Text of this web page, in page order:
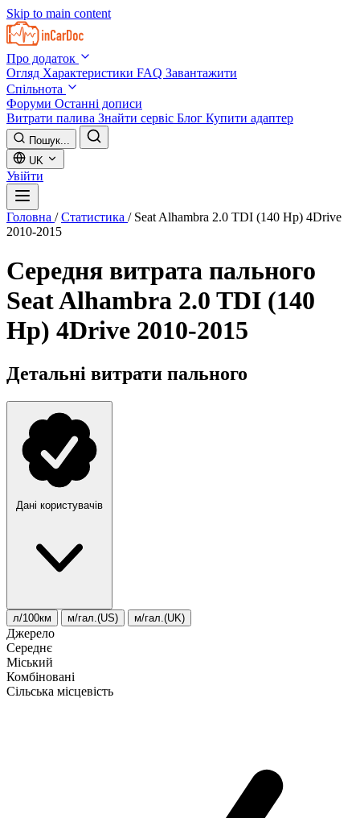
Skip to main content
Про додаток
Огляд Характеристики FAQ Завантажити
Спільнота
Форуми Останні дописи
Витрати палива Знайти сервіс Блог Купити адаптер
Пошук...
UK
Увійти
Головна / Статистика / Seat Alhambra 2.0 TDI (140 Hp) 4Drive
2010-2015
Середня витрата пального
Seat Alhambra 2.0 TDI (140
Hp) 4Drive 2010-2015
Детальні витрати пального
Дані користувачів
л/100км м/гал.(US) м/гал.(UK)
Джерело
Середнє
Міський
Комбіновані
Сільська місцевість